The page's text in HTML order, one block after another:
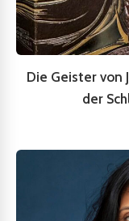
Die Geister von
der